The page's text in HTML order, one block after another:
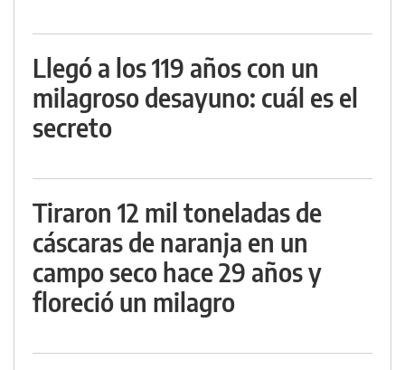
Llegó a los 119 años con un
milagroso desayuno: cuál es el
secreto
Tiraron 12 mil toneladas de
cáscaras de naranja en un
campo seco hace 29 años y
floreció un milagro